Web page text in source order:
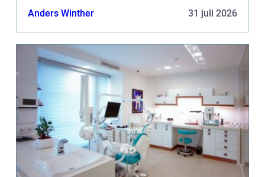
Anders Winther 31 juli 2026